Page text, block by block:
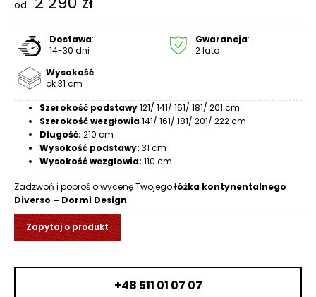
R
A
Ó
A
T
E
R
C
od
Dostawa:
14-30 dni
Gwarancja:
2 lata
Wysokość:
ok 31 cm
Szerokość podstawy121/ 141/ 161/ 181/ 201 cm
Szerokość wezgłowia141/ 161/ 181/ 201/ 222 cm
Długość: 210 cm
Wysokość podstawy: 31 cm
Wysokość wezgłowia: 110 cm
Zadzwoń i poproś o wycenę Twojegołóżka kontynentalnego
Diverso – Dormi Design.
Zapytaj o produkt
+48 511 01 07 07